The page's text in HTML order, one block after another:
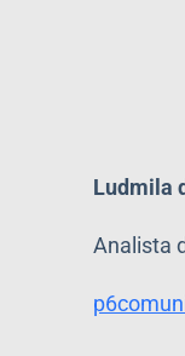
Ludmila
Analista